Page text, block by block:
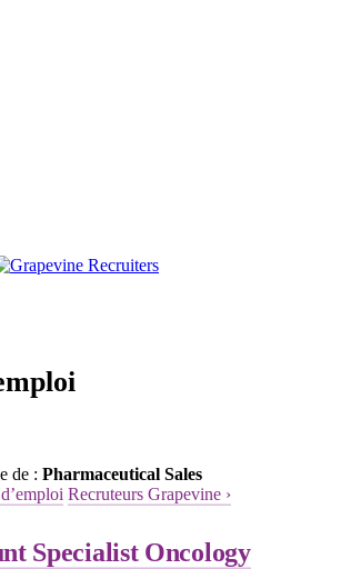
de : Pharmaceutical Sales
Recruteurs Grapevine ›
Specialist Oncology